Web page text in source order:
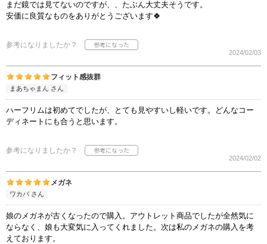
まだ鏡では見てないのですが、、たぶん大丈夫そうです。
安価に良質なものをありがとうございます🍀
参考になりましたか？
2024/02/03
フィット感抜群
まあちゃまん さん
ハーフリムは初めてでしたが、とても見やすいし軽いです。どんなコー
ディネートにも合うと思います。
参考になりましたか？
2024/02/02
メガネ
ワカバ さん
娘のメガネが古くなったので購入。アウトレット商品でしたが全然気に
ならなく、娘も大変気に入ってくれました。次は私のメガネの購入を考
えております。